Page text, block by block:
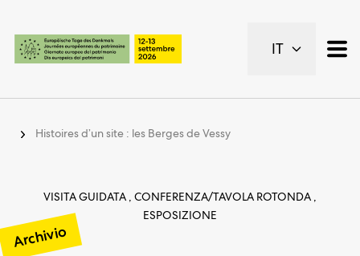
Pagine importanti
Pagina iniziale
Contenuto
Piano del sito
IT
Histoires d’un site : les Berges de Vessy
VISITA GUIDATA , CONFERENZA/TAVOLA ROTONDA ,
ESPOSIZIONE
Archivio